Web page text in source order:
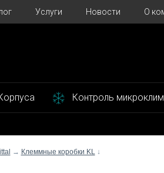
Услуги Новости О
Контроль
→ Клеммные коробки KL ↓